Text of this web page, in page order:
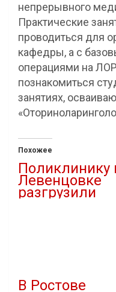
непрерывного
Практические
проводиться для
кафедры, а с
операциями на
познакомиться
занятиях,
Похожее
Поликлинику
Левенцовке
разгрузили
В Ростове